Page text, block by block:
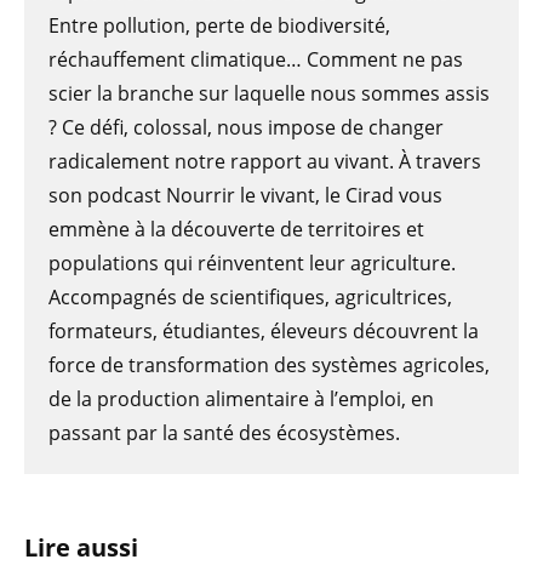
Lire aussi
Entre pollution, perte de biodiversité,
réchauffement climatique… Comment ne pas
scier la branche sur laquelle nous sommes assis
? Ce défi, colossal, nous impose de changer
radicalement notre rapport au vivant. À travers
son podcast Nourrir le vivant, le Cirad vous
emmène à la découverte de territoires et
populations qui réinventent leur agriculture.
Accompagnés de scientifiques, agricultrices,
formateurs, étudiantes, éleveurs découvrent la
force de transformation des systèmes agricoles,
de la production alimentaire à l’emploi, en
passant par la santé des écosystèmes.